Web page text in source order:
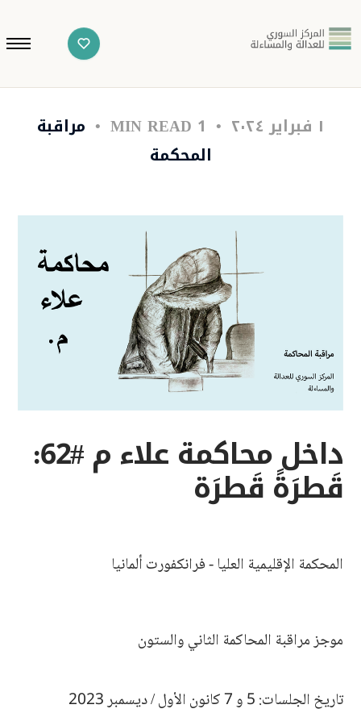
١ فبراير ٢٠٢٤
مراقبة
المحكمة
داخل محاكمة علاء م #62:
قَطرَةً قَطرَة
المحكمة الإقليمية العليا - فرانكفورت ألمانيا
موجز مراقبة المحاكمة الثاني والستون
تاريخ الجلسات: 5 و 7 كانون الأول / ديسمبر 2023